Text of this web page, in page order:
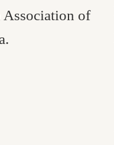
Association of